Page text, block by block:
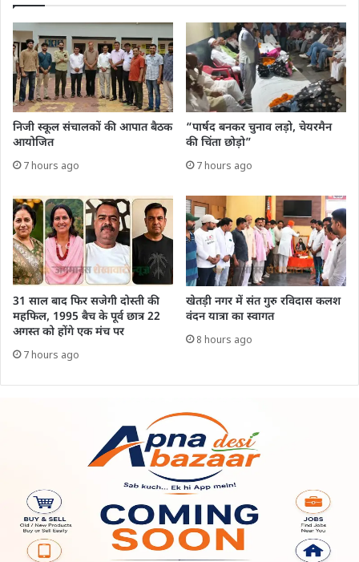
निजी स्कूल संचालकों की आपात बैठक
आयोजित
7 hours ago
“पार्षद बनकर चुनाव लड़ो, चेयरमैन
की चिंता छोड़ो”
7 hours ago
31 साल बाद फिर सजेगी दोस्ती की
महफिल, 1995 बैच के पूर्व छात्र 22
अगस्त को होंगे एक मंच पर
7 hours ago
खेतड़ी नगर में संत गुरु रविदास कलश
वंदन यात्रा का स्वागत
8 hours ago